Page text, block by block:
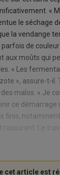
«
le séchage
la vendange
de
aux moûts qui
« Les
», assure-t-il.
malos. « Je
ce démarrage
finis,
rassurant. Le